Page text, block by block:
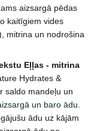
aizsargā pēdas
kaitīgiem vides
mitrina un nodrošina
Eļļas - mitrina
Hydrates &
saldo mandeļu un
un baro ādu.
ādu uz kājām